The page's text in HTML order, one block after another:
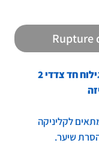
Rupture
מגלח רפואי - סכין גילוח חד צדדי 2
לקליניקה
שיער.